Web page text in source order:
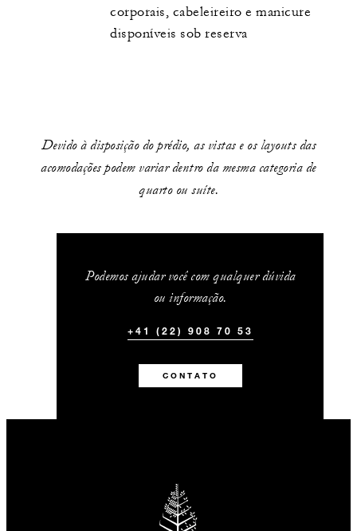
corporais, cabeleireiro e manicure
disponíveis sob reserva
Devido à disposição do prédio, as vistas e os layouts das
acomodações podem variar dentro da mesma categoria de
quarto ou suíte.
Podemos ajudar você com qualquer dúvida
ou informação.
+41 (22) 908 70 53
CONTATO